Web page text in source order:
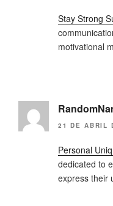
Stay Strong
motivational
21 DE ABRIL
Personal
dedicated to
express their